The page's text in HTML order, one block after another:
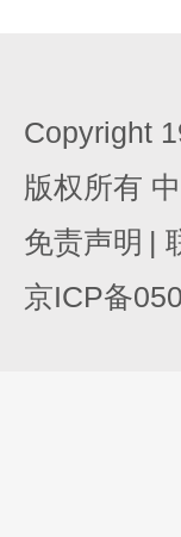
Copyright
版权所有
免责声明 |
京ICP备